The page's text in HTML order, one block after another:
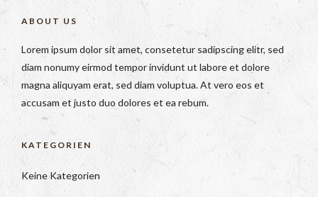
ABOUT US
Lorem ipsum dolor sit amet, consetetur sadipscing elitr, sed
diam nonumy eirmod tempor invidunt ut labore et dolore
magna aliquyam erat, sed diam voluptua. At vero eos et
accusam et justo duo dolores et ea rebum.
KATEGORIEN
Keine Kategorien